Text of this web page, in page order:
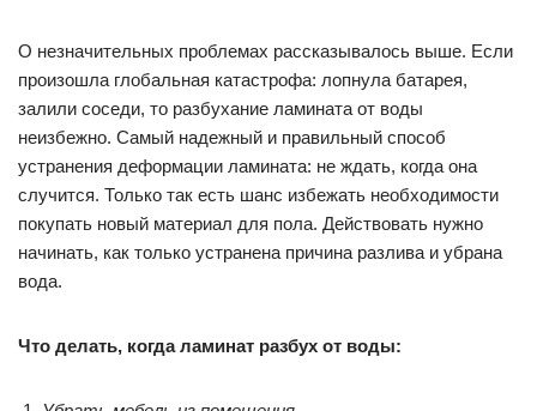
О незначительных проблемах рассказывалось выше. Если
произошла глобальная катастрофа: лопнула батарея,
залили соседи, то разбухание ламината от воды
неизбежно. Самый надежный и правильный способ
устранения деформации ламината: не ждать, когда она
случится. Только так есть шанс избежать необходимости
покупать новый материал для пола. Действовать нужно
начинать, как только устранена причина разлива и убрана
вода.
Что делать, когда ламинат разбух от воды: